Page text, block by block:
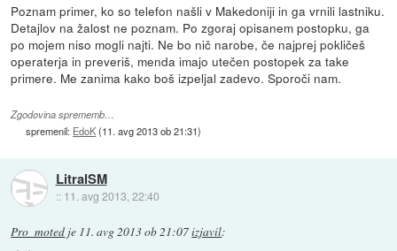
Poznam primer, ko so telefon našli v Makedoniji in ga vrnili lastniku.
Detajlov na žalost ne poznam. Po zgoraj opisanem postopku, ga
po mojem niso mogli najti. Ne bo nič narobe, če najprej pokličeš
operaterja in preveriš, menda imajo utečen postopek za take
primere. Me zanima kako boš izpeljal zadevo. Sporoči nam.
Zgodovina sprememb…
spremenil: EdoK(11. avg 2013 ob 21:31)
LitralSM
:: 11. avg 2013, 22:40
Pro_moted je 11. avg 2013 ob 21:07izjavil: